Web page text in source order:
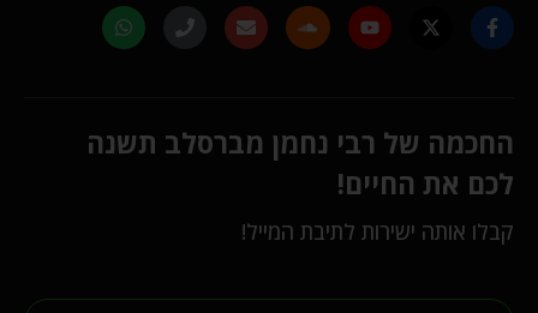
החכמה של רבי נחמן מברסלב תשנה
לכם את החיים!
קבלו אותה ישירות לתיבת המייל!